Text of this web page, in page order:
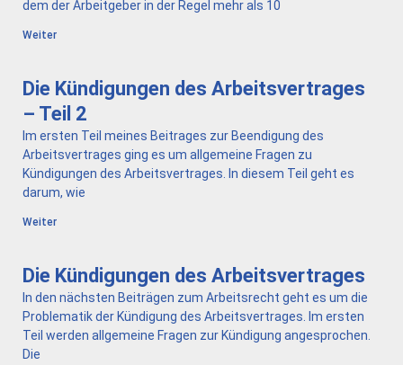
dem der Arbeitgeber in der Regel mehr als 10
Weiter
Die Kündigungen des Arbeitsvertrages
– Teil 2
Im ersten Teil meines Beitrages zur Beendigung des
Arbeitsvertrages ging es um allgemeine Fragen zu
Kündigungen des Arbeitsvertrages. In diesem Teil geht es
darum, wie
Weiter
Die Kündigungen des Arbeitsvertrages
In den nächsten Beiträgen zum Arbeitsrecht geht es um die
Problematik der Kündigung des Arbeitsvertrages. Im ersten
Teil werden allgemeine Fragen zur Kündigung angesprochen.
Die